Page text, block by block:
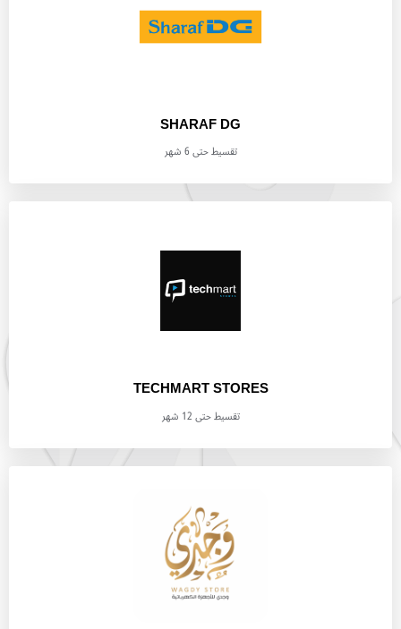
SHARAF DG
تقسيط حتى 6 شهر
TECHMART STORES
تقسيط حتى 12 شهر